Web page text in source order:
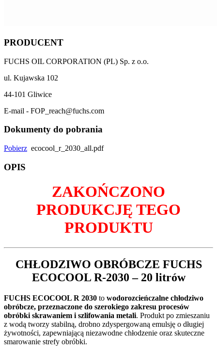
PRODUCENT
FUCHS OIL CORPORATION (PL) Sp. z o.o.
ul. Kujawska 102
44-101 Gliwice
E-mail - FOP_reach@fuchs.com
Dokumenty do pobrania
Pobierz ecocool_r_2030_all.pdf
OPIS
ZAKOŃCZONO
PRODUKCJĘ TEGO
PRODUKTU
CHŁODZIWO OBRÓBCZE FUCHS
ECOCOOL R-2030 – 20 litrów
FUCHS ECOCOOL R 2030 to wodorozcieńczalne chłodziwo
obróbcze, przeznaczone do szerokiego zakresu procesów
obróbki skrawaniem i szlifowania metali. Produkt po zmieszaniu
z wodą tworzy stabilną, drobno zdyspergowaną emulsję o długiej
żywotności, zapewniającą niezawodne chłodzenie oraz skuteczne
smarowanie strefy obróbki.